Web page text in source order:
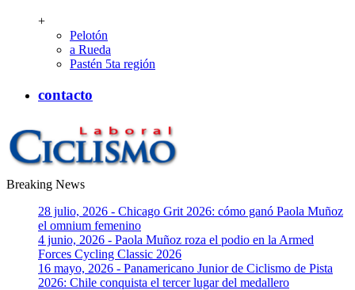
+
Pelotón
a Rueda
Pastén 5ta región
contacto
CiclismoLaboral
Breaking News
28 julio, 2026 - Chicago Grit 2026: cómo ganó Paola Muñoz
el omnium femenino
4 junio, 2026 - Paola Muñoz roza el podio en la Armed
Forces Cycling Classic 2026
16 mayo, 2026 - Panamericano Junior de Ciclismo de Pista
2026: Chile conquista el tercer lugar del medallero